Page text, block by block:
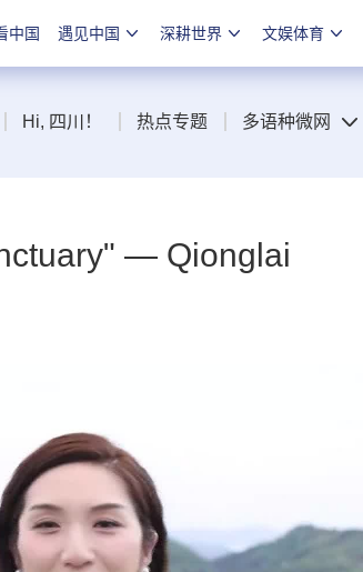
中国 遇见中国 深耕世界 文娱体育
Hi, 四川！ 热点专题 多语种微网
— Qionglai